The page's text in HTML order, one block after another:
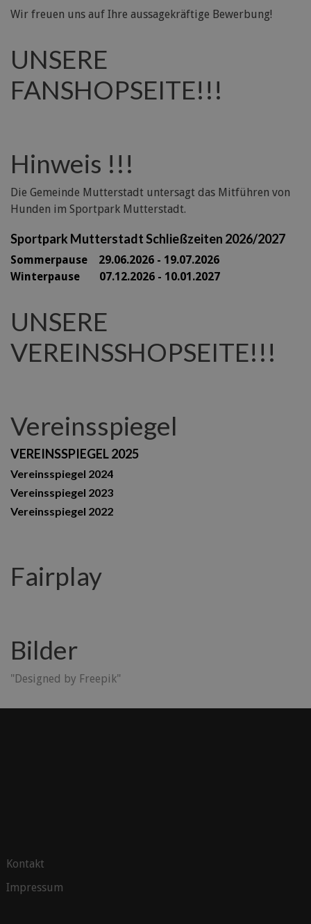
Wir freuen uns auf Ihre aussagekräftige Bewerbung!
UNSERE
FANSHOPSEITE!!!
Hinweis !!!
Die Gemeinde Mutterstadt untersagt das Mitführen von
Hunden im Sportpark Mutterstadt.
Sportpark Mutterstadt Schließzeiten 2026/2027
Sommerpause 29.06.2026 - 19.07.2026
Winterpause 07.12.2026 - 10.01.2027
UNSERE
VEREINSSHOPSEITE!!!
Vereinsspiegel
VEREINSSPIEGEL 2025
Vereinsspiegel 2024
Vereinsspiegel 2023
Vereinsspiegel 2022
Fairplay
Bilder
"Designed by Freepik"
Kontakt
Impressum